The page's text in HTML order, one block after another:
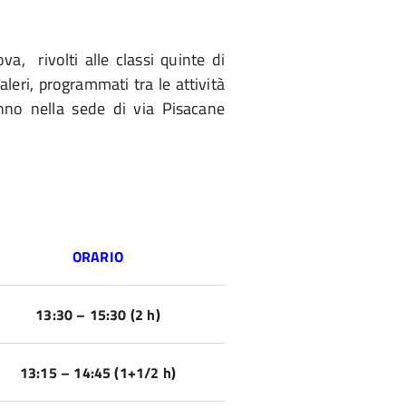
rivolti alle classi quinte di
programmati tra le attività
nella sede di via Pisacane
ORARIO
13:30 – 15:30 (2 h)
13:15 – 14:45 (1+1/2 h)